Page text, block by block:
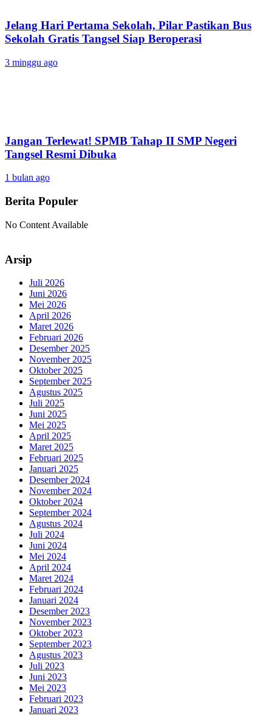
Jelang Hari Pertama Sekolah, Pilar Pastikan Bus
Sekolah Gratis Tangsel Siap Beroperasi
3 minggu ago
Jangan Terlewat! SPMB Tahap II SMP Negeri
Tangsel Resmi Dibuka
1 bulan ago
Berita Populer
No Content Available
Arsip
Juli 2026
Juni 2026
Mei 2026
April 2026
Maret 2026
Februari 2026
Desember 2025
November 2025
Oktober 2025
September 2025
Agustus 2025
Juli 2025
Juni 2025
Mei 2025
April 2025
Maret 2025
Februari 2025
Januari 2025
Desember 2024
November 2024
Oktober 2024
September 2024
Agustus 2024
Juli 2024
Juni 2024
Mei 2024
April 2024
Maret 2024
Februari 2024
Januari 2024
Desember 2023
November 2023
Oktober 2023
September 2023
Agustus 2023
Juli 2023
Juni 2023
Mei 2023
Februari 2023
Januari 2023